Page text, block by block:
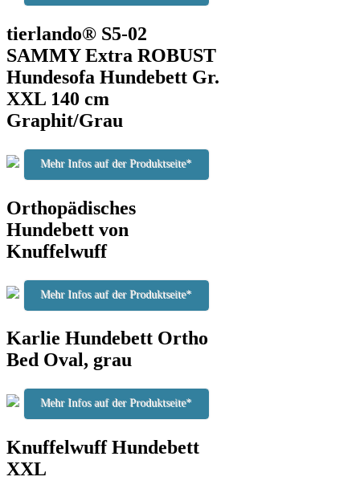
tierlando® S5-02
SAMMY Extra ROBUST
Hundesofa Hundebett Gr.
XXL 140 cm
Graphit/Grau
Mehr Infos auf der Produktseite*
Orthopädisches
Hundebett von
Knuffelwuff
Mehr Infos auf der Produktseite*
Karlie Hundebett Ortho
Bed Oval, grau
Mehr Infos auf der Produktseite*
Knuffelwuff Hundebett
XXL